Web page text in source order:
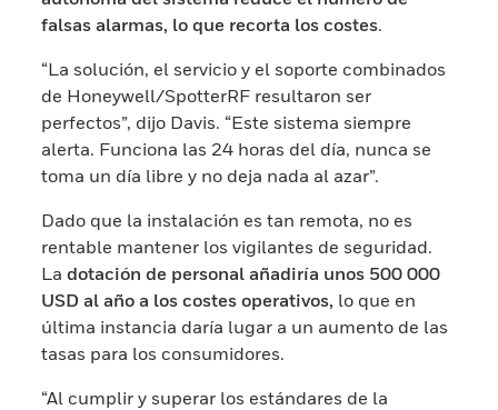
falsas alarmas, lo que recorta los costes.
“La solución, el servicio y el soporte combinados
de Honeywell/SpotterRF resultaron ser
perfectos”, dijo Davis. “Este sistema siempre
alerta. Funciona las 24 horas del día, nunca se
toma un día libre y no deja nada al azar”.
Dado que la instalación es tan remota, no es
rentable mantener los vigilantes de seguridad.
Ladotación de personal añadiría unos 500 000
USD al año a los costes operativos, lo que en
última instancia daría lugar a un aumento de las
tasas para los consumidores.
“Al cumplir y superar los estándares de la